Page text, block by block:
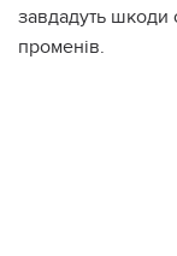
завдадуть шкоди
променів.